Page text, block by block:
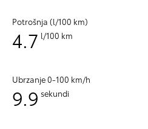
Potrošnja (l/100 km)
4.7 l/100 km
Ubrzanje 0-100 km/h
9.9 sekundi